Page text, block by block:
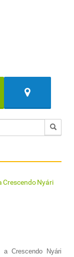
Crescendo Nyári
a Crescendo Nyári